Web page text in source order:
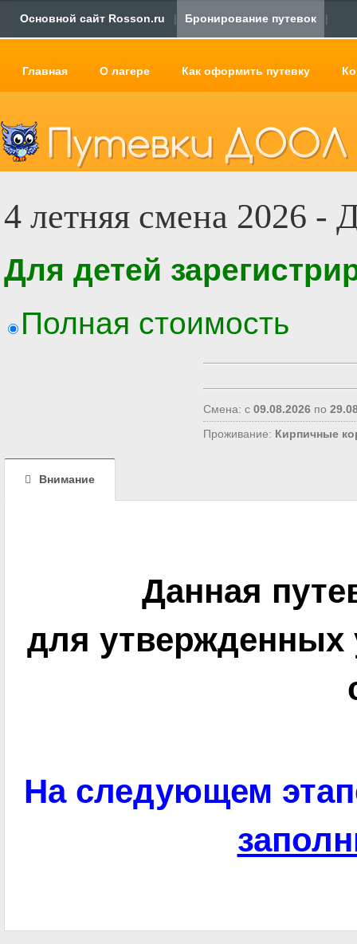
Основной сайт Rosson.ru | Бронирование путевок |
Главная О лагере Как оформить путевку
4 летняя смена 2026 -
Для детей
Полная стоимость
Смена: с 09.08.2026 по
Проживание: Кирпичные
Внимание
Данная
для утвержденных
На следующем